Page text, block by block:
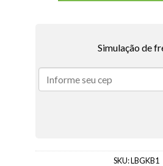
Simulação de
SKU:LBGKB1